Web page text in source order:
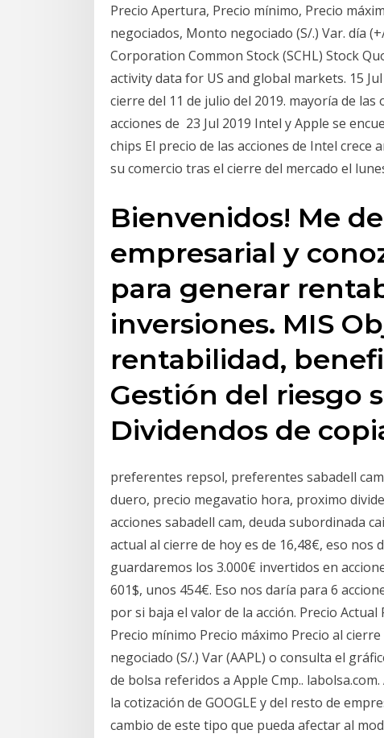
Precio Apertura, Precio mínimo, Precio
negociados, Monto negociado (S/.) Var. día
Corporation Common Stock (SCHL) Stock
activity data for US and global markets. 15
cierre del 11 de julio del 2019. mayoría de
acciones de 23 Jul 2019 Intel y Apple se
chips El precio de las acciones de Intel crece
su comercio tras el cierre del mercado el
Bienvenidos! Me
empresarial y
para generar
inversiones. MIS
rentabilidad,
Gestión del riesgo
Dividendos de
preferentes repsol, preferentes sabadell
duero, precio megavatio hora, proximo
acciones sabadell cam, deuda subordinada
actual al cierre de hoy es de 16,48€, eso
guardaremos los 3.000€ invertidos en
601$, unos 454€. Eso nos daría para 6
por si baja el valor de la acción. Precio
Precio mínimo Precio máximo Precio al
negociado (S/.) Var (AAPL) o consulta el
de bolsa referidos a Apple Cmp..
la cotización de GOOGLE y del resto de
cambio de este tipo que pueda afectar al